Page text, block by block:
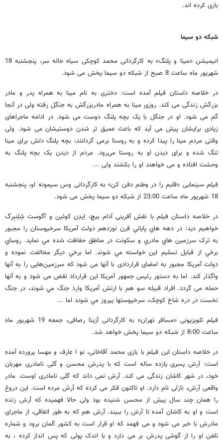
بازی کرده اند.
شبکه دو سیما
انیمیشن «مینا و پلنگ» به‌ کارگردانی محمد کوچکی سیاه خاله سر، پنجشنبه 18
شهریور ماه ساعت ‌‌8 صبح از شبکه دو سیما پخش می شود.
در خلاصه داستان فیلم آمده است: دختری به نام مینا به همراه پدر و مادر
بزرگش زندگی می کند. روزی مینا به همراه مادربزرگش به جنگل رفته ولی در آنجا
گم می شود. او در جنگل با یک بچه پلنگ دوست می شود. در ادامه ماجراهای
زیادی برایشان پیش می آید که باعث عمیق تر شدن دوستیشان می شود. ولی
وقتی مردم مینا را پیدا کرده و به روستا برمی گردانند، بچه پلنگ دلش برای مینا
تنگ شده و برای دیدن او به روستا می‌رود. مردم از دیدن یک بچه پلنگ به
وحشت افتاده و می خواهند او را بکشند ولی ...
فیلم سینمایی «قلبم را در وطنم دفن کن» به‌ کارگردانی وس سیمونه او، پنجشنبه
18 شهریور ماه ساعت 23:00 از شبکه دو سیما پخش می شود.
در خلاصه داستان فیلم با نقش آفرینی آدام بیچ، اِیدِن کوئین و آگوست شِلِنبِرگ
خواهیم دید: در دهه هاي پاياني قرن نوزدهم دولت آمريکا سرخپوستان را مجبور
به ترک سرزمين هاي مادري و سکونت در مناطق حفاظت شده مي نمايد. روساي
برخي از قبايل تسليم اين خواسته مي شوند. اما برخي ديگر مخالفت نموده و
دولت آمریکا مجبور به امضای قراردادی با آنها می شود که سرزمین‌هایی را به آنها
واگذار کند. اما به دستور رئیس جمهور آمریکا این قرارداد نقض می شود و به آنها
حمله می گردد. افراد قبیله سو هم با ارتش آمريکا وارد جنگ مي شوند، در جنگ
نخست در دره شاخ کوچک، سرخپوستها پيروز مي شوند اما ...
فیلم تلویزیونی «مسافر تهران» به کارگردانی آزیتا رصافی، جمعه 19 شهریور ماه
ساعت 8:00 از شبکه دو سیما پخش خواهد شد.
در خلاصه داستان این فیلم با بازی محمد آقاخانی، نو ا عارف و مهسا پرورده آمده
است: آرش پسری یازده ساله است که با پدرش محسن و گلی نامادری مهربان
خود، در شهر کاشان زندگی می کند. آرش نمی داند که گلی نامادری اوست. مادر
واقعی آرش، نازلی نام دارد. او تاکنون فکر می کرده که آرش مرده است. این دروغ
را همان چند سال پیش از محسن شنیده بود ولی حالا فهمیده که آرش زنده
است و او به کاشان آمده تا آرش را ببیند. آرش هم که به طور اتفاقی، از ماجرای
مادرش با خبر می شود و می فهمد که او قرار است به کشور آلمان برود و شماره
تلفن او را از گوشی پدرش بر می دارد و با اندک پولی که پس انداز کرده ، به